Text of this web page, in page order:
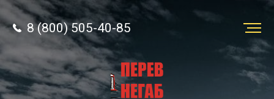
Заказать
перевозку
8 (800) 505-40-85